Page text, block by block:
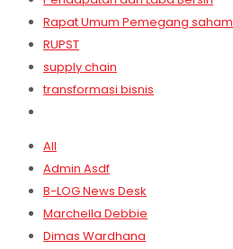
Rapat Umum Pemegang saham
RUPST
supply chain
transformasi bisnis
All
Admin Asdf
B-LOG News Desk
Marchella Debbie
Dimas Wardhana